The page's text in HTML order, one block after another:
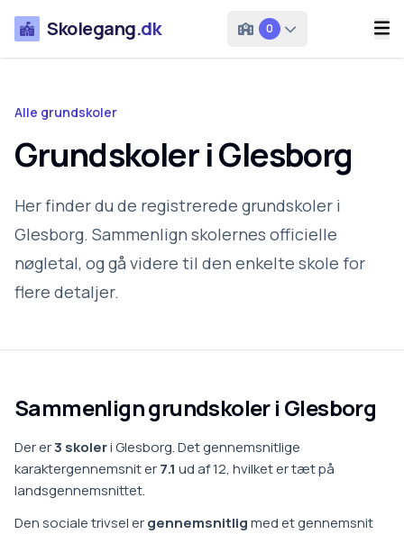
Skolegang.dk 0
Alle grundskoler
Grundskoler i Glesborg
Her finder du de registrerede grundskoler i
Glesborg. Sammenlign skolernes officielle
nøgletal, og gå videre til den enkelte skole for
flere detaljer.
Sammenlign grundskoler i Glesborg
Der er3 skoleriGlesborg.Det gennemsnitlige
karaktergennemsnit er7.1 ud af 12, hvilket ertæt på
landsgennemsnittet.
Den sociale trivsel ergennemsnitligmed et gennemsnit